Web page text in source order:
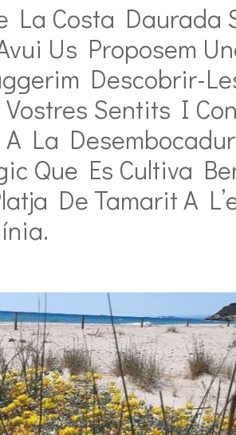
La Costa Daurada
Us Proposem
Descobrir-
Sentits I
A La
Que Es Cultiva
De Tamarit A